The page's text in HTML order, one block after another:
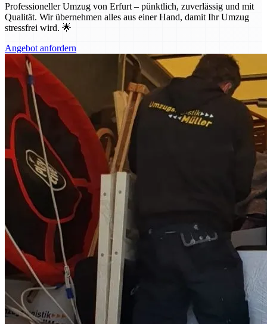
Professioneller Umzug von Erfurt – pünktlich, zuverlässig und mit
Qualität. Wir übernehmen alles aus einer Hand, damit Ihr Umzug
stressfrei wird. 🌟
Angebot anfordern